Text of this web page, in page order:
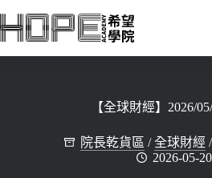
至
【全球財經】2026/
院長乾貨區 /全球財經
2026-05-20